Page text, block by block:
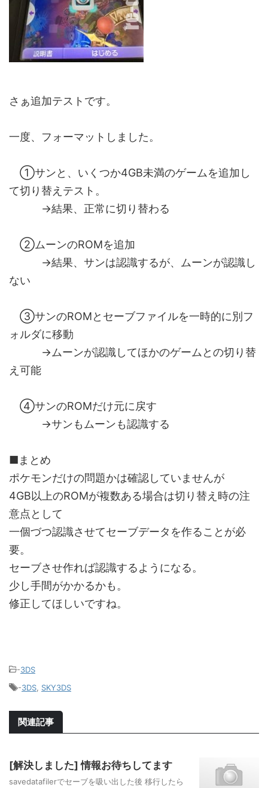
さぁ追加テストです。
一度、フォーマットしました。
①サンと、いくつか4GB未満のゲームを追加し
て切り替えテスト。
→結果、正常に切り替わる
②ムーンのROMを追加
→結果、サンは認識するが、ムーンが認識し
ない
③サンのROMとセーブファイルを一時的に別フ
ォルダに移動
→ムーンが認識してほかのゲームとの切り替
え可能
④サンのROMだけ元に戻す
→サンもムーンも認識する
■まとめ
ポケモンだけの問題かは確認していませんが
4GB以上のROMが複数ある場合は切り替え時の注
意点として
一個づつ認識させてセーブデータを作ることが必
要。
セーブさせ作れば認識するようになる。
少し手間がかかるかも。
修正してほしいですね。
-3DS
-3DS, SKY3DS
関連記事
[解決しました] 情報お待ちしてます
savedatafilerでセーブを吸い出した後 移行したら